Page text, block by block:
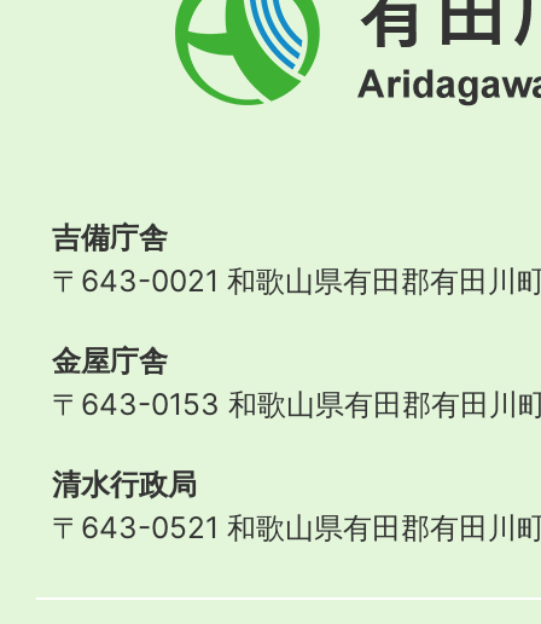
田
川
町
吉備庁舎
〒643-0021 和歌山県有田郡有田川
金屋庁舎
〒643-0153 和歌山県有田郡有田川
清水行政局
〒643-0521 和歌山県有田郡有田川